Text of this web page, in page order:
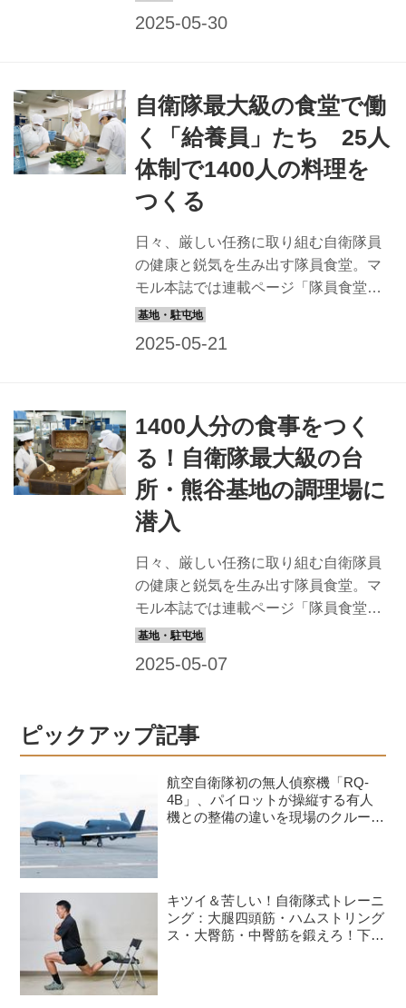
もともと料理を作るのが好きだったと
やりがいにつながっています この道26
年。熊谷基地きってのベテラン給養員
である挺屋防衛技官は、皆の取りまと
め役として頼りになる存在だ。特に若
手に教えているのは、疲れない調理の
仕方だ。「とにかく量が多いので、力
任せにやっているとすぐにばててしま
います。どうすれば楽に調理できるの
か、そのコツを指導しています」。 実
は父親...
自衛隊最大級の食堂で働
く「給養員」たち 25人
体制で1400人の料理を
つくる
日々、厳しい任務に取り組む自衛隊員
の健康と鋭気を生み出す隊員食堂。マ
モル本誌では連載ページ「隊員食堂」
で全国の隊員食堂の自慢メニューを紹
谷基地隊員食堂情報】 喫食数：最大
1400食 特徴：1度に約700人が食事でき
る広さ。大きな窓から光が入り明るい
雰囲気：新入隊員教育を行っているの
で、若い隊員が多く活気に満ちあふれ
ている 人気メニュー：熊谷基地オリジ
ナル空上げ（深谷ねぎを使用したオリ
ジナルソースをかける） 25人の給養員
が分担して毎回の食事を調理、...
1400人分の食事をつく
る！自衛隊最大級の台
所・熊谷基地の調理場に
潜入
日々、厳しい任務に取り組む自衛隊員
の健康と鋭気を生み出す隊員食堂。マ
モル本誌では連載ページ「隊員食堂」
で全国の隊員食堂の自慢メニューを紹
入してみた。 1400人分の食事を一度に
つくる、熊谷基地の調理場 1日3食、大
地（埼玉県）の隊員食堂。自衛隊最大
級の厨房スペースには各種大型調理器
具がずらりと並び、調理を担当する給
養員が休む間もなく立ち働いている。
そのありさまはまさしく戦場、自衛隊
の最前線は基地の中にもあるのだ。
【熊谷基地隊員食堂情報】 喫食数：
最...
ピックアップ記事
航空自衛隊初の無人偵察機「RQ-
4B」、パイロットが操縦する有人
機との整備の違いを現場のクルーが
キツイ＆苦しい！自衛隊式トレーニ
ング：大腿四頭筋・ハムストリング
ス・大臀筋・中臀筋を鍛えろ！下半